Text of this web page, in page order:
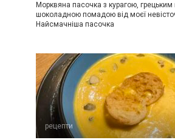
Морквяна пасочка з курагою, грецьким
шоколадною помадою від моєї
Найсмачніша пасочка
рецепти